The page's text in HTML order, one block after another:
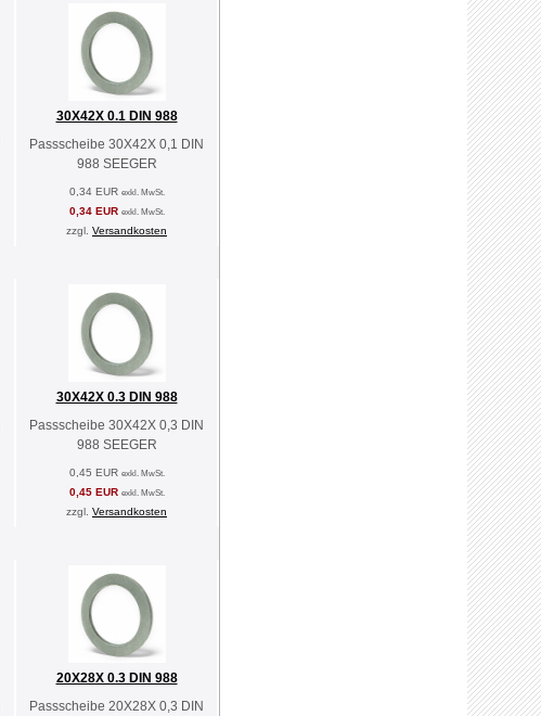
30X42X 0.1 DIN 988
Passscheibe 30X42X 0,1 DIN
988 SEEGER
0,34 EUR exkl. MwSt.
0,34 EUR exkl. MwSt.
zzgl. Versandkosten
30X42X 0.3 DIN 988
Passscheibe 30X42X 0,3 DIN
988 SEEGER
0,45 EUR exkl. MwSt.
0,45 EUR exkl. MwSt.
zzgl. Versandkosten
20X28X 0.3 DIN 988
Passscheibe 20X28X 0,3 DIN